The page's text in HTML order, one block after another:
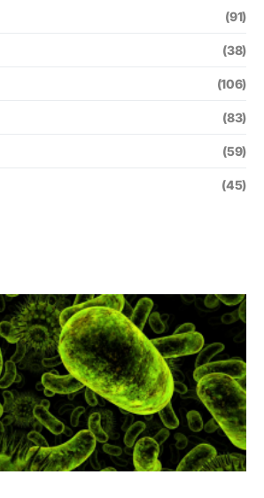
(91)
(38)
(106)
(83)
(59)
(45)